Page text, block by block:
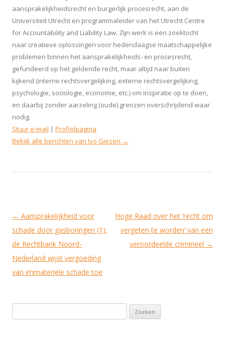
aansprakelijkheidsrecht en burgerlijk procesrecht, aan de
Universiteit Utrecht en programmaleider van het Utrecht Centre
for Accountability and Liability Law. Zijn werk is een zoektocht
naar creatieve oplossingen voor hedendaagse maatschappelijke
problemen binnen het aansprakelijkheids- en procesrecht,
gefundeerd op het geldende recht, maar altijd naar buiten
kijkend (interne rechtsvergelijking, externe rechtsvergelijking,
psychologie, sociologie, economie, etc.) om inspiratie op te doen,
en daarbij zonder aarzeling (oude) grenzen overschrijdend waar
nodig.
Stuur e-mail | Profielpagina
Bekijk alle berichten van Ivo Giesen →
Berichtnavigatie
← Aansprakelijkheid voor
schade door gasboringen (1):
de Rechtbank Noord-
Nederland wijst vergoeding
van immateriële schade toe
Hoge Raad over het ‘recht om
vergeten te worden’ van een
veroordeelde crimineel →